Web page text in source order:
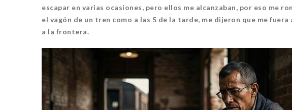
escapar en varias ocasiones, pero ellos me alcanzaban, por eso me
el vagón de un tren como a las 5 de la tarde, me dijeron que me
a la frontera.